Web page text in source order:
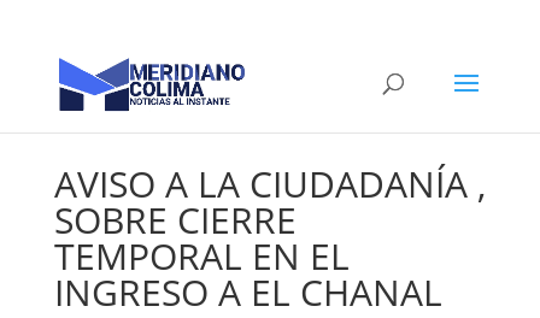
AVISO A LA CIUDADANÍA ,
SOBRE CIERRE
TEMPORAL EN EL
INGRESO A EL CHANAL